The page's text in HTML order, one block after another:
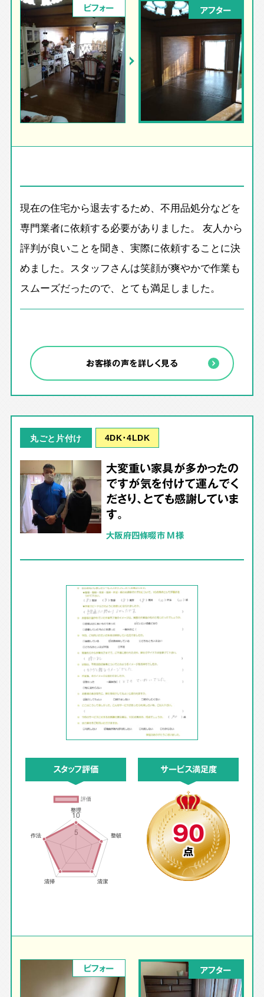
ビフォー アフター
現在の住宅から退去するため、不用品処分などを
専門業者に依頼する必要がありました。 友人から
評判が良いことを聞き、実際に依頼することに決
めました。スタッフさんは笑顔が爽やかで作業も
スムーズだったので、とても満足しました。
お客様の声を詳しく見る
丸ごと片付け 4DK･4LDK
大変重い家具が多かったの
ですが気を付けて運んでく
ださり、とても感謝していま
す。
大阪府四條畷市 M様
スタッフ評価 サービス満足度
90
点
ビフォー アフター